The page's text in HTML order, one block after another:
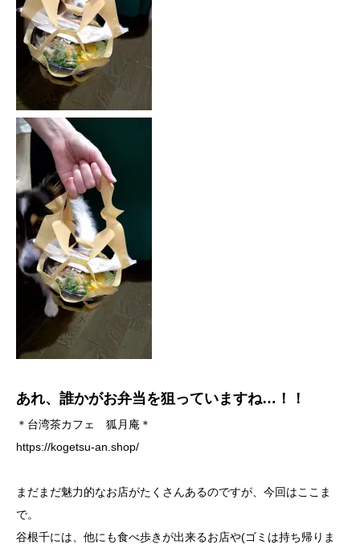
あれ、誰かがお弁当を狙っていますね…！！
＊台湾茶カフェ 狐月庵＊
https://kogetsu-an.shop/
まだまだ魅力的なお店がたくさんあるのですが、今回はここま
で。
谷根千には、他にも食べ歩きが出来るお店や(ゴミは持ち帰りま